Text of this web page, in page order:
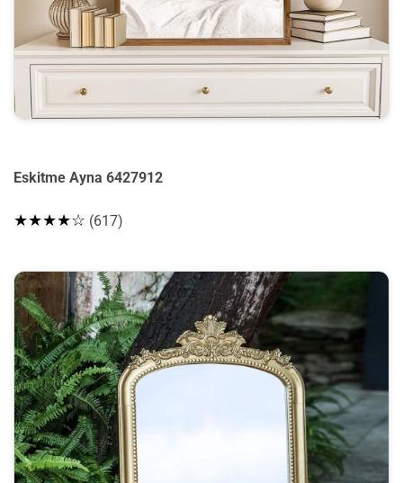
Eskitme Ayna 6427912
★★★★☆ (617)